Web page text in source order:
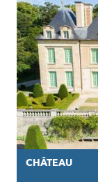
CHÂTEAU